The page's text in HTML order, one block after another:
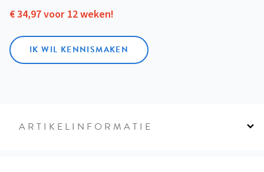
€ 34,97 voor 12 weken!
IK WIL KENNISMAKEN
ARTIKELINFORMATIE